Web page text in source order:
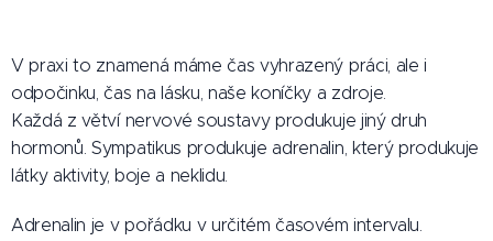
V praxi to znamená máme čas vyhrazený práci, ale i
odpočinku, čas na lásku, naše koníčky a zdroje.
Každá z větví nervové soustavy produkuje jiný druh
hormonů. Sympatikus produkuje adrenalin, který produkuje
látky aktivity, boje a neklidu.
Adrenalin je v pořádku v určitém časovém intervalu.